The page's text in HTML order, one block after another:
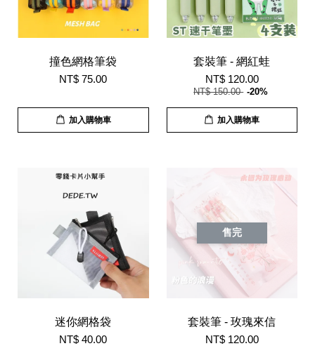
撞色網格筆袋
NT$ 75.00
加入購物車
套裝筆 - 網紅蛙
NT$ 120.00
NT$ 150.00 -20%
加入購物車
迷你網格袋
NT$ 40.00
售完
套裝筆 - 玫瑰來信
NT$ 120.00